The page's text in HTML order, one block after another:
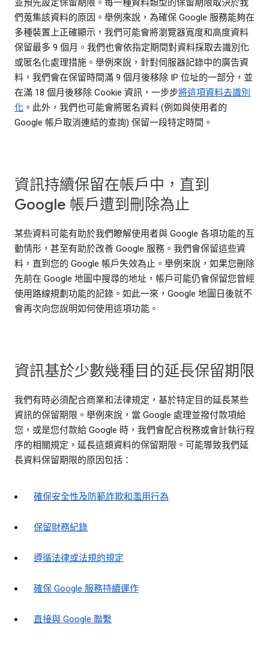
並預先設定保留期限。每一種資料類型的保留期限取決於我
們蒐集該資料的原因。舉例來說，為確保 Google 服務能夠在
多種裝置上正確顯示，我們可能會將瀏覽器寬度和高度資料
保留最多 9 個月。我們也會依指定期間對資料採取去識別化
或匿名化處理措施。舉例來說，針對伺服器記錄中的廣告資
料，我們會在保留時間滿 9 個月後移除 IP 位址的一部分，並
在滿 18 個月後移除 Cookie 資訊，一步步將這項資料去識別
化 。此外，我們也可能會將匿名資料 (例如與使用者的
Google 帳戶取消連結的查詢) 保留一段特定時間。
資訊持續保留在帳戶中，直到
Google 帳戶遭到刪除為止
某些資料可能有助於我們瞭解使用者與 Google 各項功能的互
動情形，甚至有助於改善 Google 服務。我們會保留這些資
料，直到您的 Google 帳戶失效為止。舉例來說，如果您刪除
先前在 Google 地圖中搜尋的地址，帳戶可能仍會保留您曾經
使用路線規劃功能的記錄。如此一來，Google 地圖日後就不
會再次向您說明如何使用這項功能。
資訊基於少數幾種目的延長保留期限
我們有時必須配合商業和法律規定，基於特定目的延長某些
資訊的保留期限。舉例來說，當 Google 處理並撥付款項給
您，或是您付款給 Google 時，我們會配合稅務或會計執行程
序的相關規定，延長這類資料的保留期限。可能導致我們延
長資料保留期限的原因包括：
確保安全性及防範詐欺和濫用行為
保留財務紀錄
遵循法律或法規的規定
確保 Google 服務持續運作
直接與 Google 聯繫